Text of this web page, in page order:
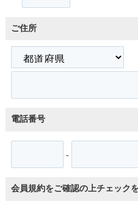
ご住所
電話番号
-
会員規約をご確認の上チェック